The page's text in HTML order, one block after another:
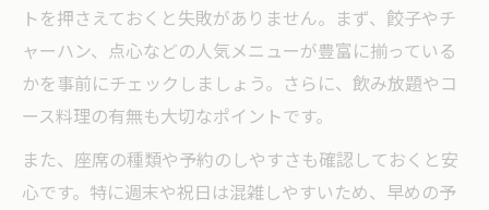
トを押さえておくと失敗がありません。まず、餃子やチ
ャーハン、点心などの人気メニューが豊富に揃っている
かを事前にチェックしましょう。さらに、飲み放題やコ
ース料理の有無も大切なポイントです。
また、座席の種類や予約のしやすさも確認しておくと安
心です。特に週末や祝日は混雑しやすいため、早めの予